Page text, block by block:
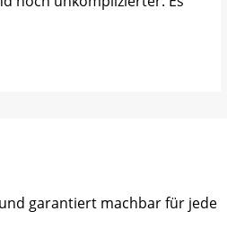
garantiert machbar für jede